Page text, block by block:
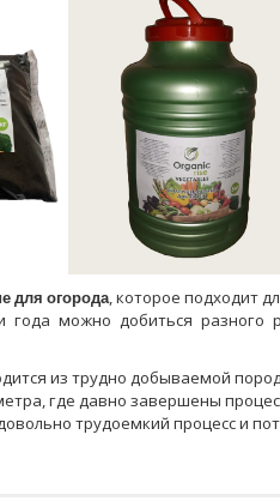
для огорода, которое подходит
можно добиться разного
из трудно добываемой
где давно завершены
трудоемкий процесс и